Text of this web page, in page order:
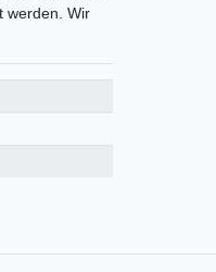
werden. Wir